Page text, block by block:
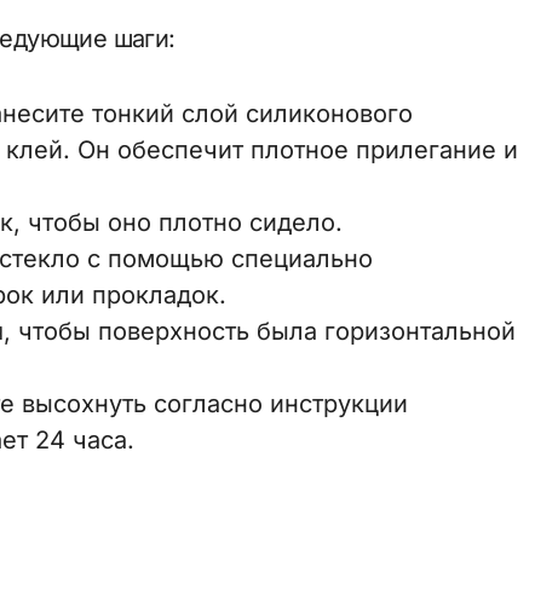
шаги:
тонкий слой силиконового
Он обеспечит плотное прилегание и
чтобы оно плотно сидело.
с помощью специально
или прокладок.
поверхность была горизонтальной
высохнуть согласно инструкции
24 часа.